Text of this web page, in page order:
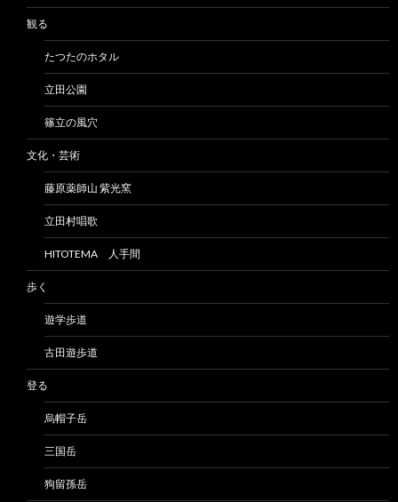
観る
たつたのホタル
立田公園
篠立の風穴
文化・芸術
藤原薬師山 紫光窯
立田村唱歌
HITOTEMA 人手間
歩く
遊学歩道
古田遊歩道
登る
烏帽子岳
三国岳
狗留孫岳